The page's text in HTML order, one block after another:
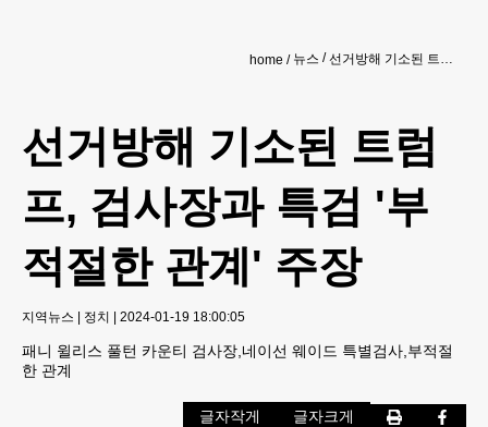
home 뉴스 선거방해 기소된 트럼프, 검사장과 특검 '부적절한 관계' 주장
선거방해 기소된 트럼
프, 검사장과 특검 '부
적절한 관계' 주장
지역뉴스 | 정치 | 2024-01-19 18:00:05
패니 윌리스 풀턴 카운티 검사장,네이선 웨이드 특별검사,부적절
한 관계
글자작게 글자크게